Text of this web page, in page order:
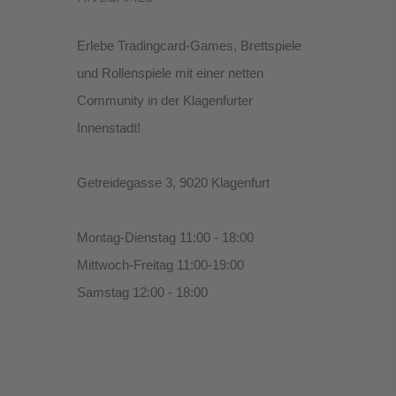
Erlebe Tradingcard-Games, Brettspiele
und Rollenspiele mit einer netten
Community in der Klagenfurter
Innenstadt!
Getreidegasse 3, 9020 Klagenfurt
Montag-Dienstag 11:00 - 18:00
Mittwoch-Freitag 11:00-19:00
Samstag 12:00 - 18:00